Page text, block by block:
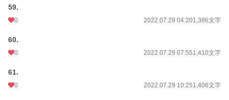
59.
0 2022.07.29 04:201,386文字
60.
0 2022.07.29 07:551,410文字
61.
0 2022.07.29 10:251,406文字